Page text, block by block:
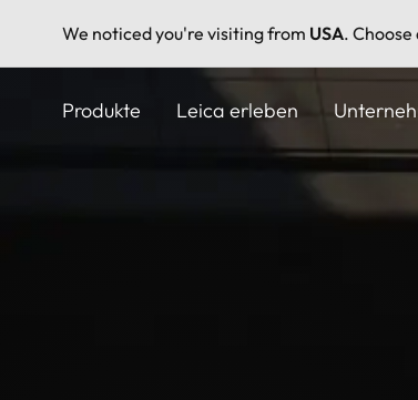
We noticed you're visiting from USA.
Produkte Leica erleben